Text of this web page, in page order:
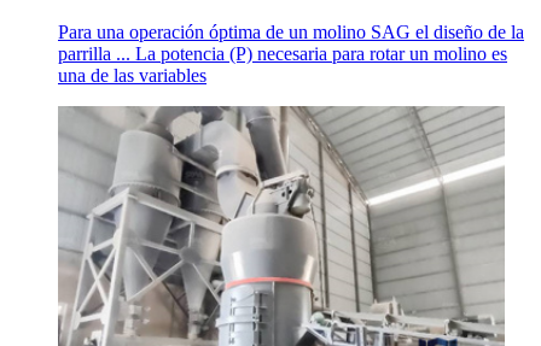
Para una operación óptima de un molino SAG el diseño de la
parrilla ... La potencia (P) necesaria para rotar un molino es
una de las variables